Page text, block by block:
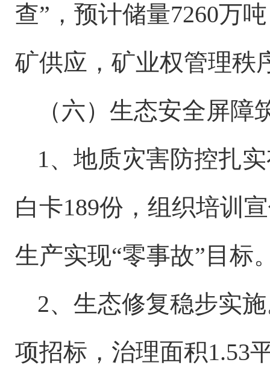
查”，预计储量7260万
矿供应，矿业权管理秩
（六）生态安全屏
1、地质灾害防控扎
白卡189份，组织培训
生产实现“零事故”目标
2、生态修复稳步实
项招标，治理面积1.53